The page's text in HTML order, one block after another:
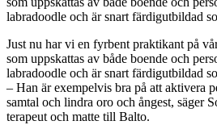
labradoodle och är snart färdigutbildad
Just nu har vi en fyrbent praktikant på
som uppskattas av både boende och
labradoodle och är snart färdigutbildad
– Han är exempelvis bra på att aktivera
samtal och lindra oro och ångest, säger
terapeut och matte till Balto.